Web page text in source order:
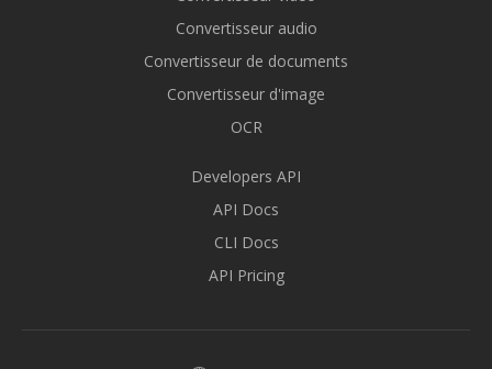
Convertisseur audio
Convertisseur de documents
Convertisseur d'image
OCR
Developers API
API Docs
CLI Docs
API Pricing